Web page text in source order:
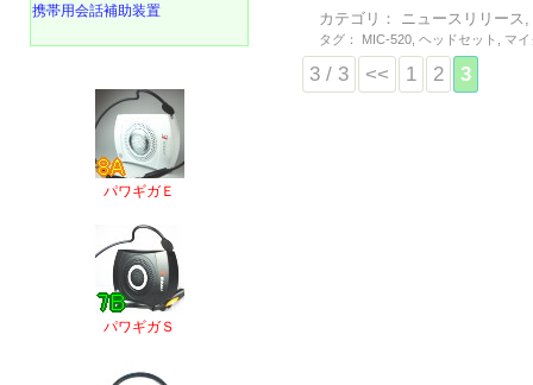
カテゴリ： ニュースリリース
タグ： MIC-520 ,ヘッドセット マ
3 / 3 << 1 2 3
携帯用会話補助装置
パワギガＥ
パワギガＳ